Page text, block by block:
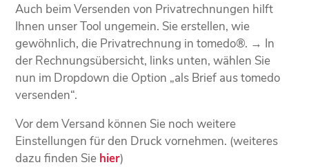
Auch beim Versenden von Privatrechnungen hilft
Ihnen unser Tool ungemein. Sie erstellen, wie
gewöhnlich, die Privatrechnung in tomedo®. → In
der Rechnungsübersicht, links unten, wählen Sie
nun im Dropdown die Option „als Brief aus tomedo
versenden“.
Vor dem Versand können Sie noch weitere
Einstellungen für den Druck vornehmen. (weiteres
dazu finden Sie hier)